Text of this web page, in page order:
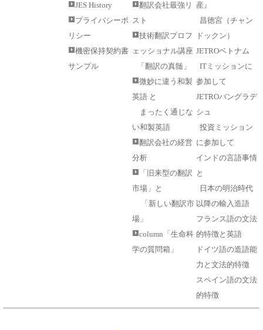
JES History
プライバシーポ
リシー
機密保持契約書
サンプル
翻訳会社最強リ
スト
技術翻訳プロフ
ェッショナル講座
「翻訳の真髄」
微妙に違う和製
英語 と
まったく通じな
い和製英語
翻訳会社の経営
分析
「旧来型の翻訳
市場」と
「新しい翻訳市
場」
column「生命科
学の質問箱」
産』
昌徳宮（チャン
ドックン）
JETROベトナム
ITミッションに
参加して
JETROバングラデ
シュ
投資ミッション
に参加して
インドの言語事情
と
日本の明治時代
以降の輸入造語
フランス語の文法
的特徴と英語
ドイツ語の造語能
力と文法的特徴
スペイン語の文法
的特徴